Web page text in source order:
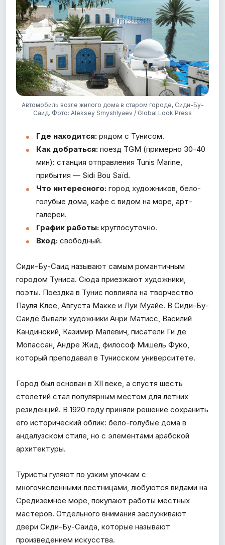
Автомобиль возле жилого дома в старом городе, Сиди-Бу-
Саид. Фото: Aleksey Smyshlyaev / Global Look Press
Где находится: рядом с Тунисом.
Как добраться: поезд TGM (примерно 30-40
мин): станция отправления Tunis Marine,
прибытия — Sidi Bou Saïd.
Что интересного: город художников, бело-
голубые дома, кафе с видом на море, арт-
галереи.
График работы: круглосуточно.
Вход: свободный.
Сиди-Бу-Саид называют самым романтичным
городом Туниса. Сюда приезжают художники,
поэты. Поездка в Тунис повлияла на творчество
Пауля Клее, Августа Макке и Луи Муайе. В Сиди-Бу-
Саиде бывали художники Анри Матисс, Василий
Кандинский, Казимир Малевич, писатели Ги де
Мопассан, Андре Жид, философ Мишель Фуко,
который преподавал в Тунисском университете.
Город был основан в XII веке, а спустя шесть
столетий стал популярным местом для летних
резиденций. В 1920 году приняли решение сохранить
его исторический облик: бело-голубые дома в
андалузском стиле, но с элементами арабской
архитектуры.
Туристы гуляют по узким улочкам с
многочисленными лестницами, любуются видами на
Средиземное море, покупают работы местных
мастеров. Отдельного внимания заслуживают
двери Сиди-Бу-Саида, которые называют
произведением искусства.